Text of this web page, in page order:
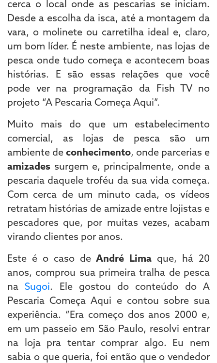
cerca o local onde as pescarias se iniciam.
Desde a escolha da isca, até a montagem da
vara, o molinete ou carretilha ideal e, claro,
um bom líder. É neste ambiente, nas lojas de
pesca onde tudo começa e acontecem boas
histórias. E são essas relações que você
pode ver na programação da Fish TV no
projeto “A Pescaria Começa Aqui”.
Muito mais do que um estabelecimento
comercial, as lojas de pesca são um
ambiente de conhecimento, onde parcerias e
amizades surgem e, principalmente, onde a
pescaria daquele troféu da sua vida começa.
Com cerca de um minuto cada, os vídeos
retratam histórias de amizade entre lojistas e
pescadores que, por muitas vezes, acabam
virando clientes por anos.
Este é o caso deAndré Lima que, há 20
anos, comprou sua primeira tralha de pesca
na Sugoi. Ele gostou do conteúdo do A
Pescaria Começa Aqui e contou sobre sua
experiência. “Era começo dos anos 2000 e,
em um passeio em São Paulo, resolvi entrar
na loja pra tentar comprar algo. Eu nem
sabia o que queria, foi então que o vendedor